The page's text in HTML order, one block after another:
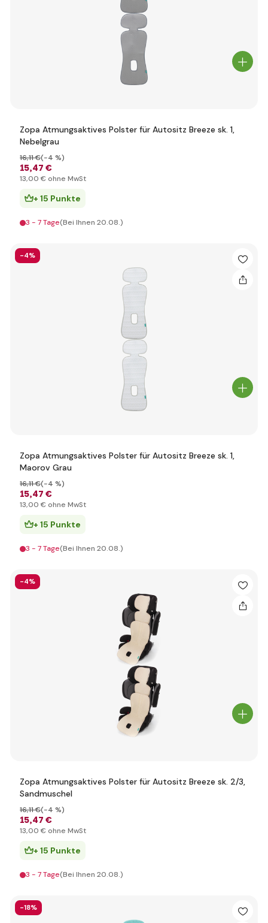
Zopa Atmungsaktives Polster für Autositz Breeze sk. 1,
Nebelgrau
15,47 €
16,11 €(-4 %)
13,00 € ohne MwSt
+ 15 Punkte
3 - 7 Tage(Bei Ihnen 20.08.)
-4%
Zopa Atmungsaktives Polster für Autositz Breeze sk. 1,
Maorov Grau
15,47 €
16,11 €(-4 %)
13,00 € ohne MwSt
+ 15 Punkte
3 - 7 Tage(Bei Ihnen 20.08.)
-4%
Zopa Atmungsaktives Polster für Autositz Breeze sk. 2/3,
Sandmuschel
15,47 €
16,11 €(-4 %)
13,00 € ohne MwSt
+ 15 Punkte
3 - 7 Tage(Bei Ihnen 20.08.)
-18%